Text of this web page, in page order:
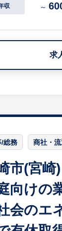
・総
・技
等
※詳細
収 ～
求
/総務 商社・
市(宮崎
向けの
会のエ